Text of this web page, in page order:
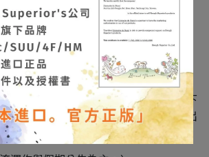
出貨。
」的客人：請於 工作日 14:00 前完成下
。超過 14:00 → 將改為下一個工作天出